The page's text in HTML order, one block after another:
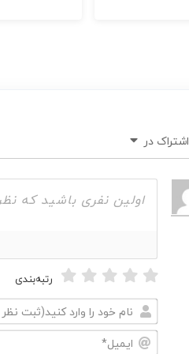
اشتراک در
رتبه‌بندی
نام